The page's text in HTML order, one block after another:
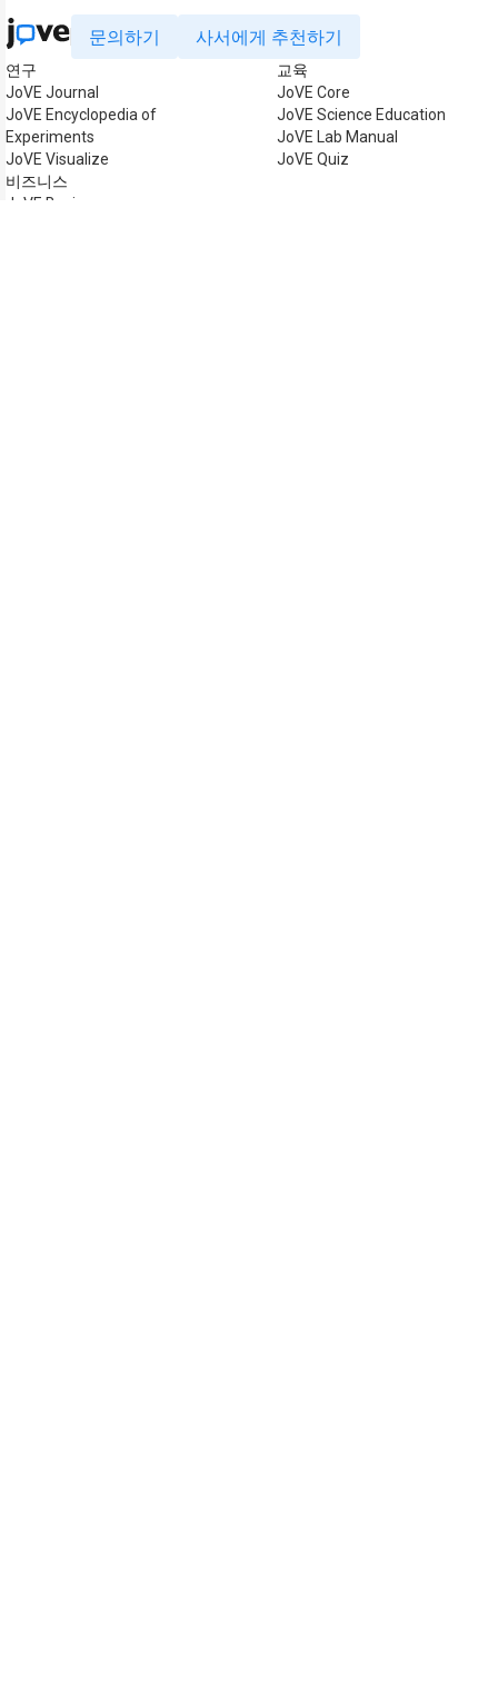
문의하기 사서에게 추천하기
연구
JoVE Journal
JoVE Encyclopedia of
Experiments
JoVE Visualize
비즈니스
JoVE Business
교육
JoVE Core
JoVE Science Education
JoVE Lab Manual
JoVE Quiz